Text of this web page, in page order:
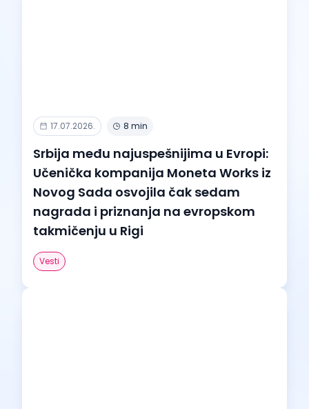
17.07.2026. 8 min
Srbija među najuspešnijima u Evropi:
Učenička kompanija Moneta Works iz
Novog Sada osvojila čak sedam
nagrada i priznanja na evropskom
takmičenju u Rigi
Vesti